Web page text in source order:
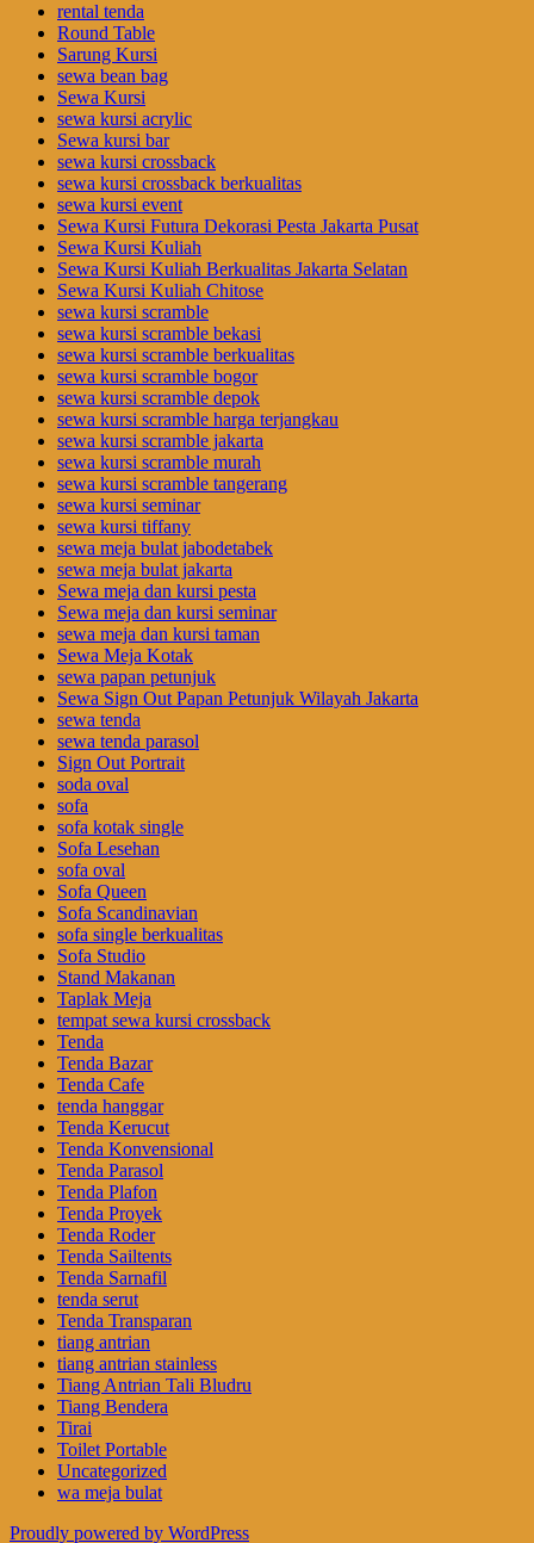
rental tenda
Round Table
Sarung Kursi
sewa bean bag
Sewa Kursi
sewa kursi acrylic
Sewa kursi bar
sewa kursi crossback
sewa kursi crossback berkualitas
sewa kursi event
Sewa Kursi Futura Dekorasi Pesta Jakarta Pusat
Sewa Kursi Kuliah
Sewa Kursi Kuliah Berkualitas Jakarta Selatan
Sewa Kursi Kuliah Chitose
sewa kursi scramble
sewa kursi scramble bekasi
sewa kursi scramble berkualitas
sewa kursi scramble bogor
sewa kursi scramble depok
sewa kursi scramble harga terjangkau
sewa kursi scramble jakarta
sewa kursi scramble murah
sewa kursi scramble tangerang
sewa kursi seminar
sewa kursi tiffany
sewa meja bulat jabodetabek
sewa meja bulat jakarta
Sewa meja dan kursi pesta
Sewa meja dan kursi seminar
sewa meja dan kursi taman
Sewa Meja Kotak
sewa papan petunjuk
Sewa Sign Out Papan Petunjuk Wilayah Jakarta
sewa tenda
sewa tenda parasol
Sign Out Portrait
soda oval
sofa
sofa kotak single
Sofa Lesehan
sofa oval
Sofa Queen
Sofa Scandinavian
sofa single berkualitas
Sofa Studio
Stand Makanan
Taplak Meja
tempat sewa kursi crossback
Tenda
Tenda Bazar
Tenda Cafe
tenda hanggar
Tenda Kerucut
Tenda Konvensional
Tenda Parasol
Tenda Plafon
Tenda Proyek
Tenda Roder
Tenda Sailtents
Tenda Sarnafil
tenda serut
Tenda Transparan
tiang antrian
tiang antrian stainless
Tiang Antrian Tali Bludru
Tiang Bendera
Tirai
Toilet Portable
Uncategorized
wa meja bulat
Proudly powered by WordPress